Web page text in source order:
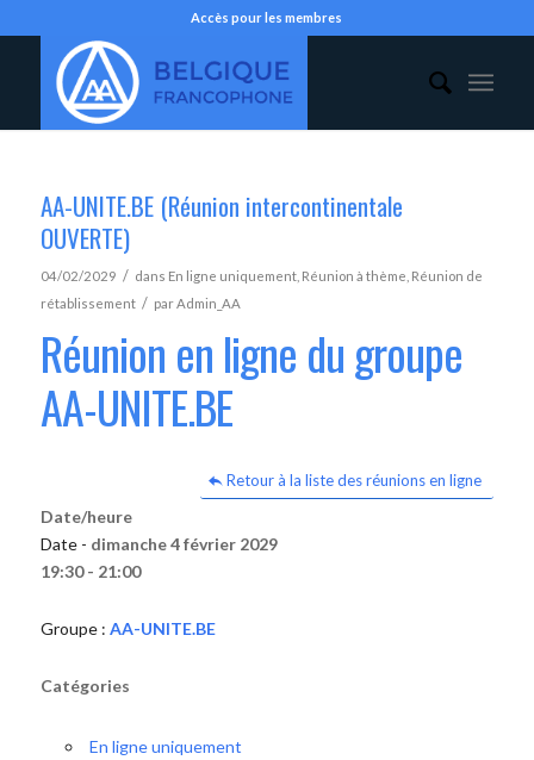
Accès pour les membres
AA-UNITE.BE (Réunion intercontinentale
OUVERTE)
04/02/2029 / dans En ligne uniquement, Réunion à thème Réunion de
rétablissement / parAdmin_AA
Réunion en ligne du groupe
AA-UNITE.BE
Retour à la liste des réunions en ligne
Date/heure
Date - dimanche 4 février 2029
19:30 - 21:00
Groupe : AA-UNITE.BE
Catégories
En ligne uniquement